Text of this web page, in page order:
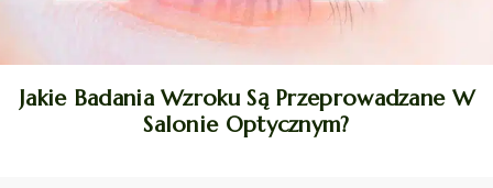
Jakie Badania Wzroku Są Przeprowadzane W
Salonie Optycznym?